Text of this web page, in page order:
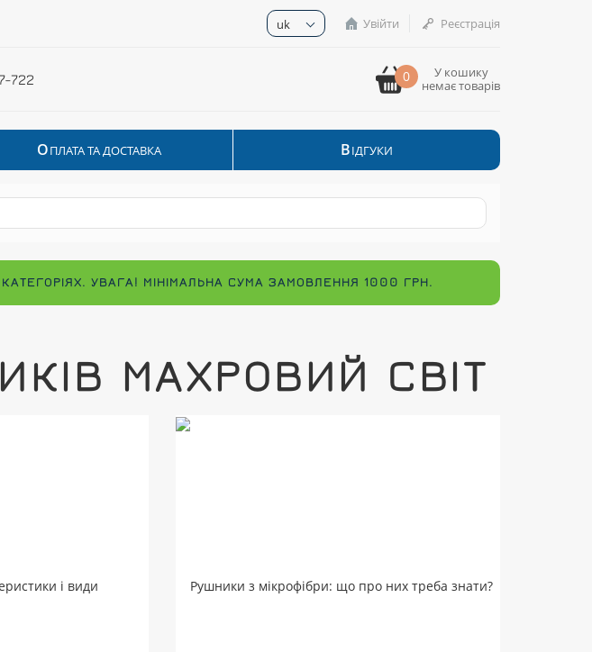
uk Увійти Реєстрація
722 0
У кошику
немає товарів
ОПЛАТА ТА ДОСТАВКА ВІДГУКИ
УВАГА! МІНІМАЛЬНА СУМА ЗАМОВЛЕННЯ 1000 ГРН.
МАХРОВИЙ СВІТ